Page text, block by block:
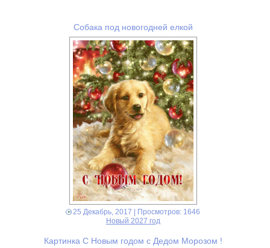
Собака под новогодней елкой
25 Декабрь, 2017 | Просмотров: 1646
Новый 2027 год
Картинка С Новым годом с Дедом Морозом !